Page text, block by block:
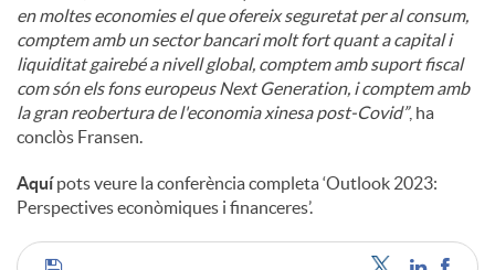
en moltes economies el que ofereix seguretat per al consum,
comptem amb un sector bancari molt fort quant a capital i
liquiditat gairebé a nivell global, comptem amb suport fiscal
com són els fons europeus Next Generation, i comptem amb
la gran reobertura de l'economia xinesa post-Covid”, ha
conclòs Fransen.
Aquípots veure la conferència completa ‘Outlook 2023:
Perspectives econòmiques i financeres’.